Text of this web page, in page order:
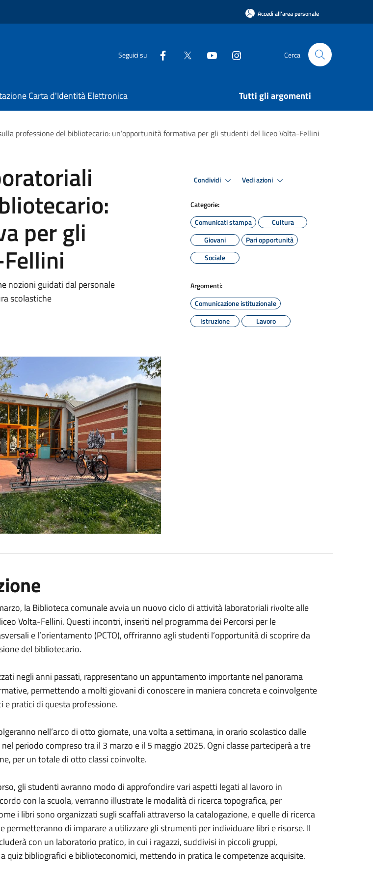
Accedi all'area personale
Seguici su Cerca
Carta d'Identità Elettronica Tutti gli argomenti
professione del bibliotecario: un’opportunità formativa per gli studenti del liceo Volta-Fellini
per gli
nozioni guidati dal personale
scolastiche
Condividi Vedi azioni
Categorie:
Comunicati stampa
Cultura
Giovani
Pari opportunità
Sociale
Argomenti:
Comunicazione istituzionale
Istruzione
Lavoro
la Biblioteca comunale avvia un nuovo ciclo di attività laboratoriali rivolte alle
Volta-Fellini. Questi incontri, inseriti nel programma dei Percorsi per le
e l’orientamento (PCTO), offriranno agli studenti l’opportunità di scoprire da
del bibliotecario.
negli anni passati, rappresentano un appuntamento importante nel panorama
permettendo a molti giovani di conoscere in maniera concreta e coinvolgente
e pratici di questa professione.
nell’arco di otto giornate, una volta a settimana, in orario scolastico dalle
periodo compreso tra il 3 marzo e il 5 maggio 2025. Ogni classe parteciperà a tre
per un totale di otto classi coinvolte.
gli studenti avranno modo di approfondire vari aspetti legati al lavoro in
con la scuola, verranno illustrate le modalità di ricerca topografica, per
i libri sono organizzati sugli scaffali attraverso la catalogazione, e quelle di ricerca
permetteranno di imparare a utilizzare gli strumenti per individuare libri e risorse. Il
con un laboratorio pratico, in cui i ragazzi, suddivisi in piccoli gruppi,
quiz bibliografici e biblioteconomici, mettendo in pratica le competenze acquisite.